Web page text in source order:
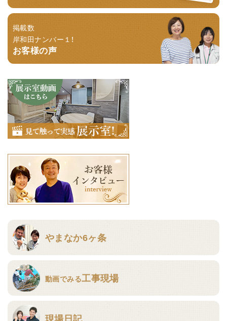
掲載数
岸和田ナンバー１！
お客様の声
やまなか6ヶ条
動画でみる工事現場